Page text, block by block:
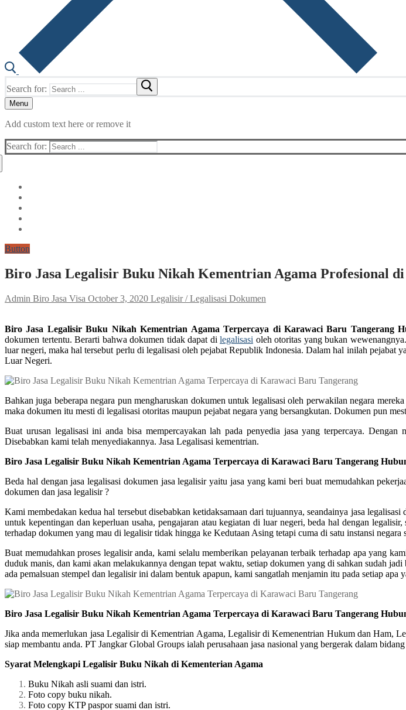
Search for:
Menu
Add custom text here or remove it
Search for:
Button
Biro Jasa Legalisir Buku Nikah Kementrian Agama Profesional
Admin Biro Jasa Visa October 3, 2020 Legalisir / Legalisasi Dokumen
Biro Jasa Legalisir Buku Nikah Kementrian Agama Terpercaya di Karawaci Baru Tangerang
dokumen tertentu. Berarti bahwa dokumen tidak dapat di legalisasi oleh otoritas yang bukan
luar negeri, maka hal tersebut perlu di legalisasi oleh pejabat Republik Indonesia. Dalam hal inilah
Luar Negeri.
Bahkan juga beberapa negara pun mengharuskan dokumen untuk legalisasi oleh perwakilan negara
maka dokumen itu mesti di legalisasi otoritas maupun pejabat negara yang bersangkutan. Dokumen pun
Buat urusan legalisasi ini anda bisa mempercayakan lah pada penyedia jasa yang terpercaya.
Disebabkan kami telah menyediakannya. Jasa Legalisasi kementrian.
Biro Jasa Legalisir Buku Nikah Kementrian Agama Terpercaya di Karawaci Baru Tangerang
Beda hal dengan jasa legalisasi dokumen jasa legalisir yaitu jasa yang kami beri buat memudahkan
dokumen dan jasa legalisir ?
Kami membedakan kedua hal tersebut disebabkan ketidaksamaan dari tujuannya, seandainya jasa
untuk kepentingan dan keperluan usaha, pengajaran atau kegiatan di luar negeri, beda hal dengan
terhadap dokumen yang mau di legalisir tidak hingga ke Kedutaan Asing tetapi cuma di satu instansi
Buat memudahkan proses legalisir anda, kami selalu memberikan pelayanan terbaik terhadap apa yang
duduk manis, dan kami akan melakukannya dengan tepat waktu, setiap dokumen yang di sahkan sudah
ada pemalsuan stempel dan legalisir ini dalam bentuk apapun, kami sangatlah menjamin itu pada setiap apa
Biro Jasa Legalisir Buku Nikah Kementrian Agama Terpercaya di Karawaci Baru Tangerang
Jika anda memerlukan jasa Legalisir di Kementrian Agama, Legalisir di Kemenentrian Hukum dan Ham,
siap membantu anda. PT Jangkar Global Groups ialah perusahaan jasa nasional yang bergerak dalam
Syarat Melengkapi Legalisir Buku Nikah di Kementerian Agama
Buku Nikah asli suami dan istri.
Foto copy buku nikah.
Foto copy KTP paspor suami dan istri.